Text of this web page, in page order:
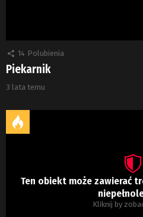
14 Polubienia
Piekarnik
3 lata temu
Ten obiekt może zawierać
Kliknij by